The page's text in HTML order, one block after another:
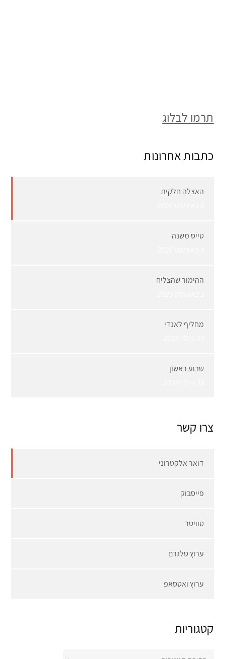
תרמו לבלוג
כתבות אחרונות
האצלה חלקית
טייס משנה
ההימור שהצליח
מחליף לאנדי
שבוע ראשון
צרו קשר
דואר אלקטרוני
פייסבוק
טוויטר
ערוץ טלגרם
ערוץ ואטסאפ
קטגוריות